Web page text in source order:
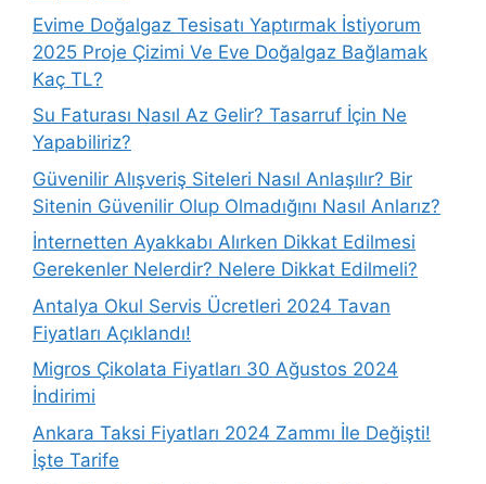
Evime Doğalgaz Tesisatı Yaptırmak İstiyorum
2025 Proje Çizimi Ve Eve Doğalgaz Bağlamak
Kaç TL?
Su Faturası Nasıl Az Gelir? Tasarruf İçin Ne
Yapabiliriz?
Güvenilir Alışveriş Siteleri Nasıl Anlaşılır? Bir
Sitenin Güvenilir Olup Olmadığını Nasıl Anlarız?
İnternetten Ayakkabı Alırken Dikkat Edilmesi
Gerekenler Nelerdir? Nelere Dikkat Edilmeli?
Antalya Okul Servis Ücretleri 2024 Tavan
Fiyatları Açıklandı!
Migros Çikolata Fiyatları 30 Ağustos 2024
İndirimi
Ankara Taksi Fiyatları 2024 Zammı İle Değişti!
İşte Tarife